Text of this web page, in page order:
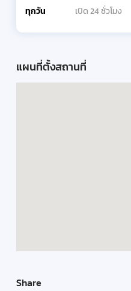
ทุกวัน
เปิด 24 ชั่วโมง
แผนที่ตั้งสถานที่
Share